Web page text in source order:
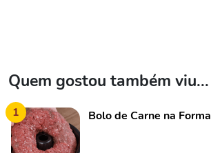
Quem gostou também viu...
1 Bolo de Carne na Forma